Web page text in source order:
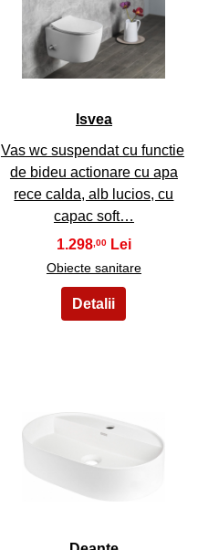
26
Isvea
Vas wc suspendat cu functie
de bideu actionare cu apa
rece calda, alb lucios, cu
capac soft…
1.298 ,00
Obiecte sanitare
28